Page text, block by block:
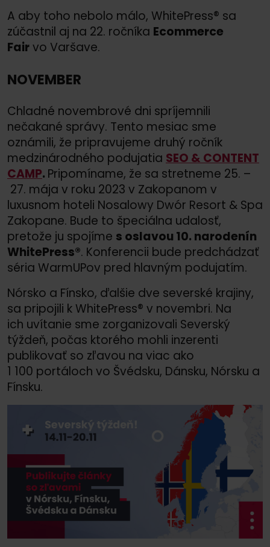
A aby toho nebolo málo, WhitePress® sa
zúčastnil aj na 22. ročníka Ecommerce
Fairvo Varšave.
NOVEMBER
Chladné novembrové dni spríjemnili
nečakané správy. Tento mesiac sme
oznámili, že pripravujeme druhý ročník
medzinárodného podujatia SEO & CONTENT
CAMP. Pripomíname, že sa stretneme 25. –
27. mája v roku 2023 v Zakopanom v
luxusnom hoteli Nosalowy Dwór Resort & Spa
Zakopane. Bude to špeciálna udalosť,
pretože ju spojíme s oslavou 10. narodenín
WhitePress®. Konferencii bude predchádzať
séria WarmUPov pred hlavným podujatím.
Nórsko a Fínsko, ďalšie dve severské krajiny,
sa pripojili k WhitePress® v novembri. Na
ich uvítanie sme zorganizovali Severský
týždeň, počas ktorého mohli inzerenti
publikovať so zľavou na viac ako
1 100 portáloch vo Švédsku, Dánsku, Nórsku a
Fínsku.